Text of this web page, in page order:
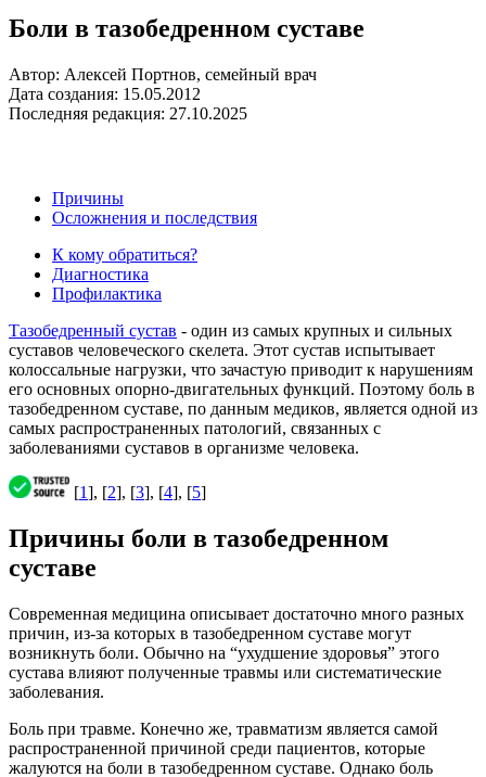
Боли в тазобедренном суставе
Автор: Алексей Портнов, семейный врач
Дата создания: 15.05.2012
Последняя редакция: 27.10.2025
Причины
Осложнения и последствия
К кому обратиться?
Диагностика
Профилактика
Тазобедренный сустав - один из самых крупных и сильных
суставов человеческого скелета. Этот сустав испытывает
колоссальные нагрузки, что зачастую приводит к нарушениям
его основных опорно-двигательных функций. Поэтому боль в
тазобедренном суставе, по данным медиков, является одной из
самых распространенных патологий, связанных с
заболеваниями суставов в организме человека.
[1], [2], [3], [4], [5]
Причины боли в тазобедренном
суставе
Современная медицина описывает достаточно много разных
причин, из-за которых в тазобедренном суставе могут
возникнуть боли. Обычно на “ухудшение здоровья” этого
сустава влияют полученные травмы или систематические
заболевания.
Боль при травме. Конечно же, травматизм является самой
распространенной причиной среди пациентов, которые
жалуются на боли в тазобедренном суставе. Однако боль